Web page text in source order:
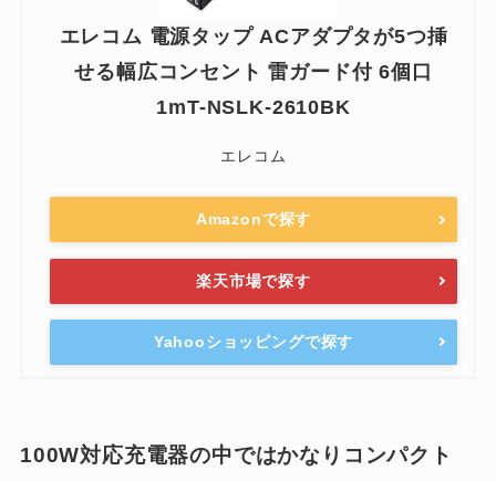
エレコム 電源タップ ACアダプタが5つ挿
せる幅広コンセント 雷ガード付 6個口
1mT-NSLK-2610BK
エレコム
Amazonで探す
楽天市場で探す
Yahooショッピングで探す
100W対応充電器の中ではかなりコンパクト